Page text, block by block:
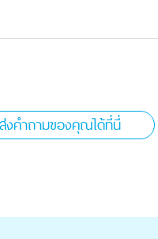
ส่งคำถามของคุณได้ที่นี่